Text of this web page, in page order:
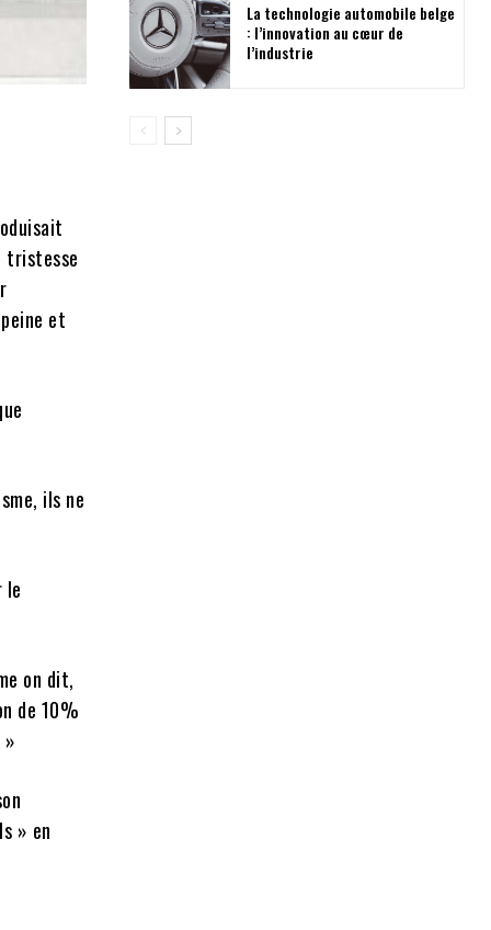
tristesse
et
ils ne
le
on dit,
de 10%
» en
La technologie automobile belge
: l’innovation au cœur de
l’industrie